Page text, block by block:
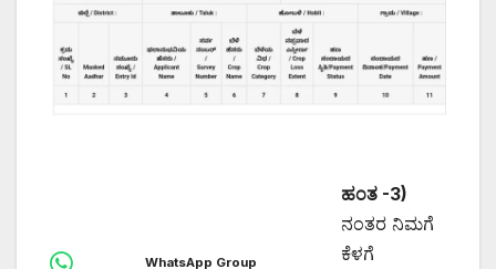
WhatsApp Group
ಹಂತ -3)
ನಂತರ ನಿಮಗೆ
ಕೆಳಗೆ